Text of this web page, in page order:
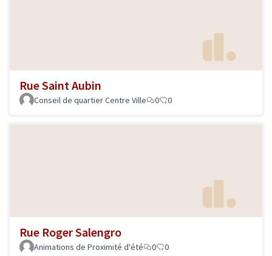
Rue Saint Aubin
Conseil de quartier Centre Ville 0 0
Rue Roger Salengro
Animations de Proximité d'été 0 0